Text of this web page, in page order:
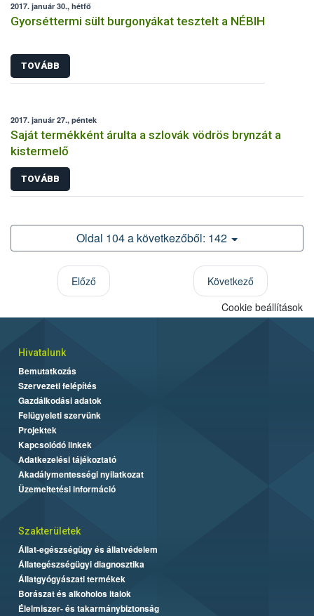
2017. január 30., hétfő
Gyorséttermi sült burgonyákat tesztelt a NÉBIH
TOVÁBB
2017. január 27., péntek
Saját termékként árulta a szlovák vödrös brynzát a
kistermelő
TOVÁBB
Oldal 104 a következőből: 142
Előző Következő
Cookie beállítások
Hivatalunk
Bemutatkozás
Szervezeti felépítés
Gazdálkodási adatok
Felügyeleti szervünk
Projektek
Kapcsolódó linkek
Adatkezelési tájékoztató
Akadálymentességi nyilatkozat
Üzemeltetési információ
Szakterületek
Állat-egészségügy és állatvédelem
Állategészségügyi diagnosztika
Állatgyógyászati termékek
Borászat és alkoholos italok
Élelmiszer- és takarmánybiztonság